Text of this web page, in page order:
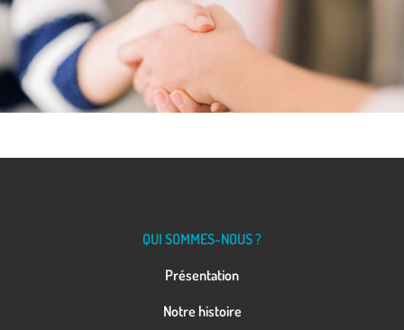
QUI SOMMES-NOUS ?
Présentation
Notre histoire